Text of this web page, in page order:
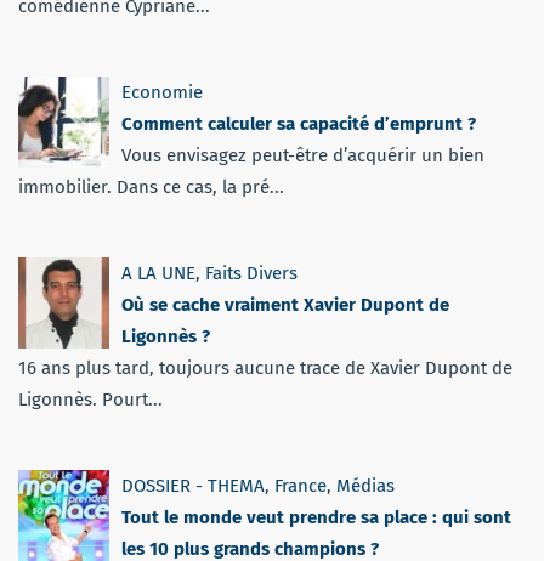
comédienne Cypriane...
Economie
Comment calculer sa capacité d’emprunt ?
Vous envisagez peut-être d’acquérir un bien
immobilier. Dans ce cas, la pré...
A LA UNE, Faits Divers
Où se cache vraiment Xavier Dupont de
Ligonnès ?
16 ans plus tard, toujours aucune trace de Xavier Dupont de
Ligonnès. Pourt...
DOSSIER - THEMA, France, Médias
Tout le monde veut prendre sa place : qui sont
les 10 plus grands champions ?